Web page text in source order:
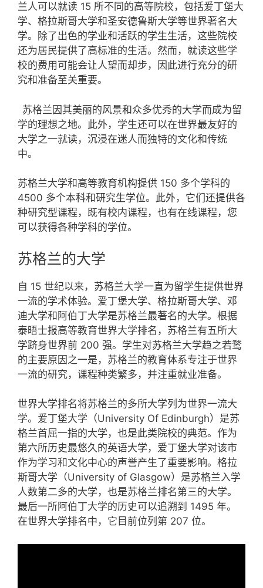
兰人可以就读 15 所不同的高等院校，包括爱丁堡大
学、格拉斯哥大学和圣安德鲁斯大学等世界著名大
学。除了出色的学业和活跃的学生生活，这些院校
还为居民提供了高标准的生活。然而，就读这些学
校的费用可能会让人望而却步，因此进行充分的研
究和准备至关重要。
苏格兰因其美丽的风景和众多优秀的大学而成为留
学的理想之地。此外，学生还可以在世界最友好的
大学之一就读，沉浸在迷人而独特的文化和传统
中。
苏格兰大学和高等教育机构提供 150 多个学科的
4500 多个本科和研究生学位。此外，它们还提供各
种研究型课程，既有校内课程，也有在线课程，您
可以获得各种学科的学位。
苏格兰的大学
自 15 世纪以来，苏格兰大学一直为留学生提供世界
一流的学术体验。爱丁堡大学、格拉斯哥大学、邓
迪大学和阿伯丁大学是苏格兰最著名的大学。根据
泰晤士报高等教育世界大学排名，苏格兰有五所大
学跻身世界前 200 强。学生对苏格兰大学趋之若鹜
的主要原因之一是，苏格兰的教育体系专注于世界
一流的研究，课程种类繁多，并注重就业准备。
世界大学排名将苏格兰的多所大学列为世界一流大
学。爱丁堡大学（University Of Edinburgh）是苏
格兰首屈一指的大学，也是此类院校的典范。作为
第六所历史最悠久的英语大学，爱丁堡大学对该市
作为学习和文化中心的声誉产生了重要影响。格拉
斯哥大学（University of Glasgow）是苏格兰入学
人数第二多的大学，也是苏格兰排名第三的大学。
最后一所阿伯丁大学的历史可以追溯到 1495 年。
在世界大学排名中，它目前位列第 207 位。